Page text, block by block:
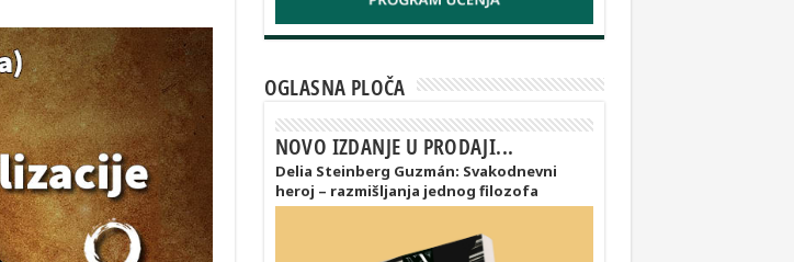
OGLASNA PLOČA
NOVO IZDANJE U PRODAJI...
Delia Steinberg Guzmán: Svakodnevni
heroj – razmišljanja jednog filozofa